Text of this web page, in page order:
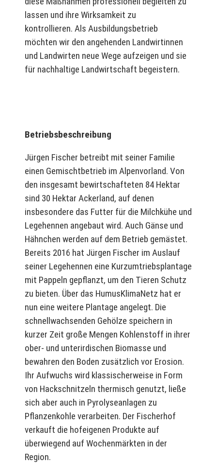
lassen und ihre Wirksamkeit zu
kontrollieren. Als Ausbildungsbetrieb
möchten wir den angehenden Landwirtinnen
und Landwirten neue Wege aufzeigen und sie
für nachhaltige Landwirtschaft begeistern.
Betriebsbeschreibung
Jürgen Fischer betreibt mit seiner Familie
einen Gemischtbetrieb im Alpenvorland. Von
den insgesamt bewirtschafteten 84 Hektar
sind 30 Hektar Ackerland, auf denen
insbesondere das Futter für die Milchkühe und
Legehennen angebaut wird. Auch Gänse und
Hähnchen werden auf dem Betrieb gemästet.
Bereits 2016 hat Jürgen Fischer im Auslauf
seiner Legehennen eine Kurzumtriebsplantage
mit Pappeln gepflanzt, um den Tieren Schutz
zu bieten. Über das HumusKlimaNetz hat er
nun eine weitere Plantage angelegt. Die
schnellwachsenden Gehölze speichern in
kurzer Zeit große Mengen Kohlenstoff in ihrer
ober- und unterirdischen Biomasse und
bewahren den Boden zusätzlich vor Erosion.
Ihr Aufwuchs wird klassischerweise in Form
von Hackschnitzeln thermisch genutzt, ließe
sich aber auch in Pyrolyseanlagen zu
Pflanzenkohle verarbeiten. Der Fischerhof
verkauft die hofeigenen Produkte auf
überwiegend auf Wochenmärkten in der
Region.